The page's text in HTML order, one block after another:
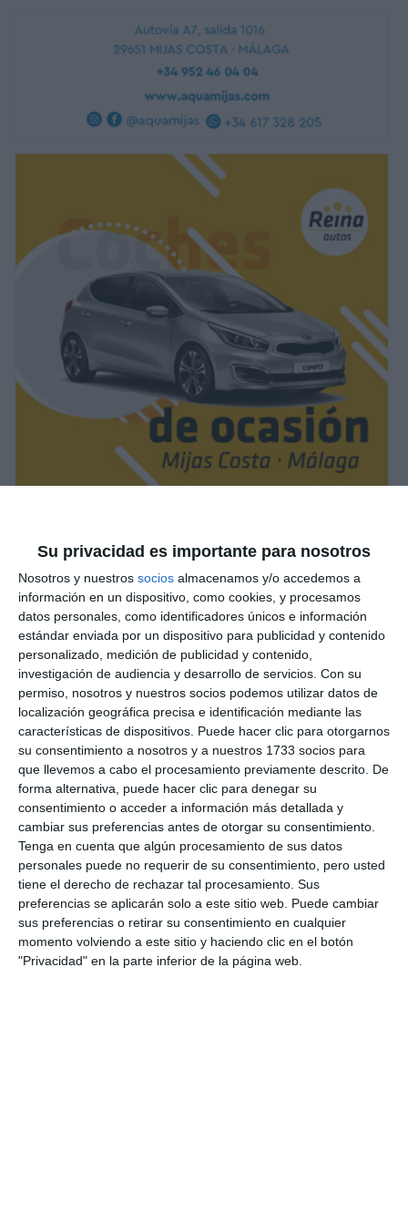
Su privacidad es importante para nosotros
Nosotros y nuestros socios almacenamos y/o accedemos a
información en un dispositivo, como cookies, y procesamos
datos personales, como identificadores únicos e información
estándar enviada por un dispositivo para publicidad y contenido
personalizado, medición de publicidad y contenido,
investigación de audiencia y desarrollo de servicios. Con su
permiso, nosotros y nuestros socios podemos utilizar datos de
localización geográfica precisa e identificación mediante las
características de dispositivos. Puede hacer clic para otorgarnos
su consentimiento a nosotros y a nuestros 1733 socios para
que llevemos a cabo el procesamiento previamente descrito. De
forma alternativa, puede hacer clic para denegar su
consentimiento o acceder a información más detallada y
cambiar sus preferencias antes de otorgar su consentimiento.
Tenga en cuenta que algún procesamiento de sus datos
personales puede no requerir de su consentimiento, pero usted
tiene el derecho de rechazar tal procesamiento. Sus
preferencias se aplicarán solo a este sitio web. Puede cambiar
sus preferencias o retirar su consentimiento en cualquier
momento volviendo a este sitio y haciendo clic en el botón
"Privacidad" en la parte inferior de la página web.